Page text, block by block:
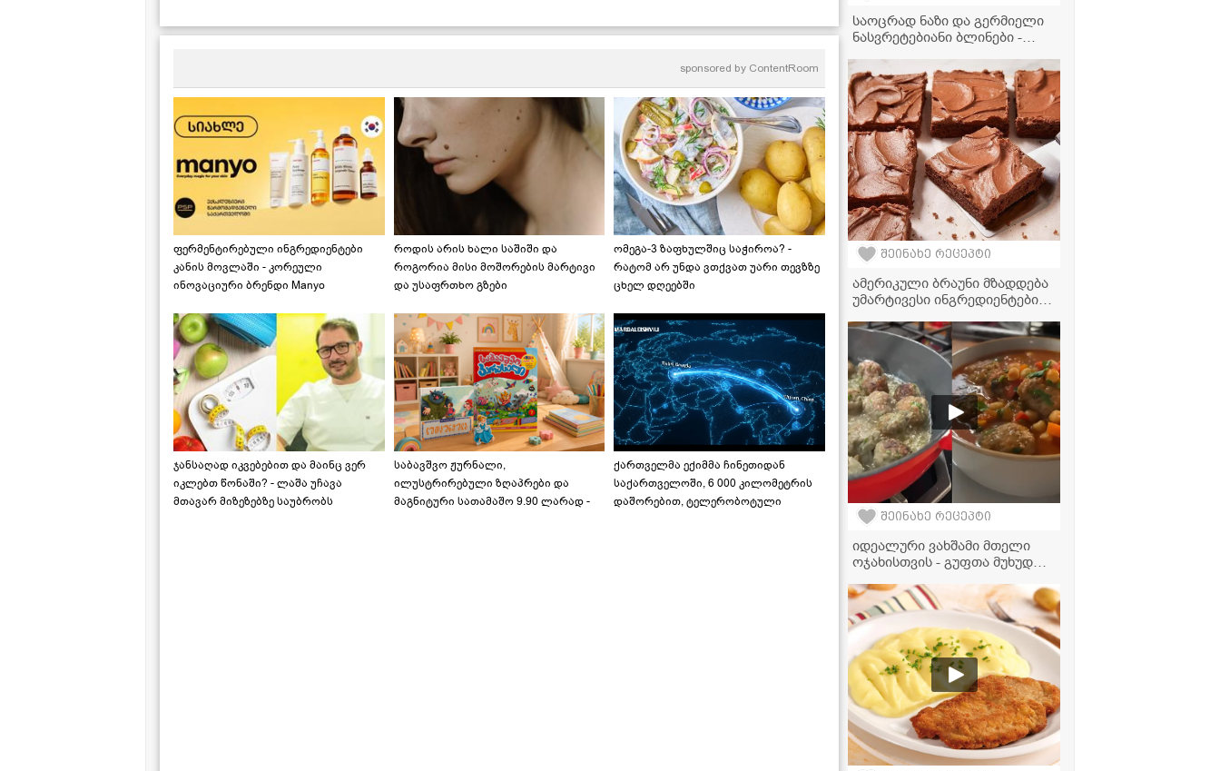
არაჟნით და სულგუნით
აქამდე არ მოგიმზადებიათ" -
sponsored by ContentRoom
ფერმენტირებული ინგრედიენტები
კანის მოვლაში - კორეული
ინოვაციური ბრენდი Manyo
როდის არის ხალი საშიში და
როგორია მისი მოშორების მარტივი
და უსაფრთხო გზები
ომეგა-3 ზაფხულშიც საჭიროა? -
რატომ არ უნდა ვთქვათ უარი თევზზე
ცხელ დღეებში
ჯანსაღად იკვებებით და მაინც ვერ
იკლებთ წონაში? - ლაშა უჩავა
მთავარ მიზეზებზე საუბრობს
საბავშვო ჟურნალი,
ილუსტრირებული ზღაპრები და
მაგნიტური სათამაშო 9.90 ლარად -
ქართველმა ექიმმა ჩინეთიდან
საქართველოში, 6 000 კილომეტრის
დაშორებით, ტელერობოტული
საოცრად ნაზი და გერმიელი
ნასვრეტებიანი ბლინები -
შეინახე რეცეპტი
ამერიკული ბრაუნი მზადდება
უმარტივესი ინგრედიენტებით,
მოიპოვება სამზარეულოში
შეინახე რეცეპტი
იდეალური ვახშამი მთელი
ოჯახისთვის - გუფთა მუხუდოს